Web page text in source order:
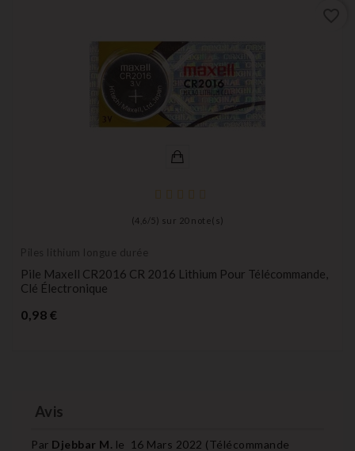
(4,6 / 5) sur 20note(s)
Piles lithium longue durée
Pile Maxell CR2016 CR 2016 Lithium Pour Télécommande,
Clé Électronique
0,98 €
Avis
Par Djebbar M. le 16 Mars 2022 (Télécommande